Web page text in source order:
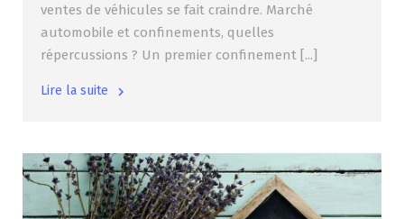
ventes de véhicules se fait craindre. Marché
automobile et confinements, quelles
répercussions ? Un premier confinement [...]
Lire la suite